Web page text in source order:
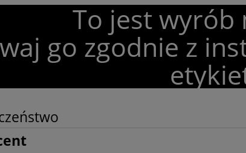
To jest wyrób
go zgodnie z